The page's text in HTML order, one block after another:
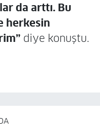
da arttı. Bu
herkesin
diye konuştu.